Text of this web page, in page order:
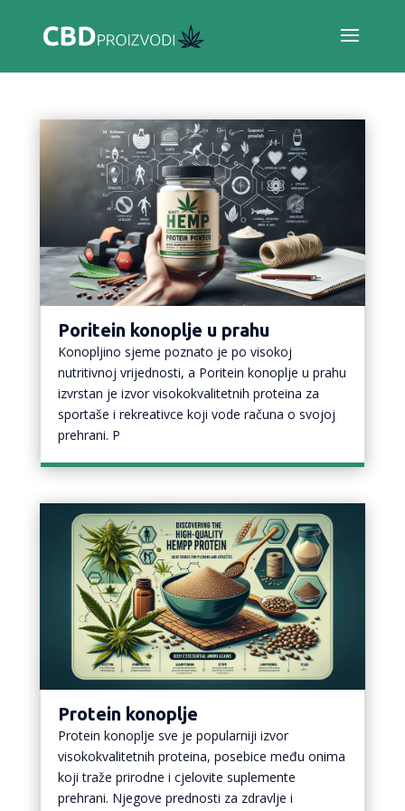
Poritein konoplje u prahu
Konopljino sjeme poznato je po visokoj
nutritivnoj vrijednosti, a Poritein konoplje u prahu
izvrstan je izvor visokokvalitetnih proteina za
sportaše i rekreativce koji vode računa o svojoj
prehrani. P
Protein konoplje
Protein konoplje sve je popularniji izvor
visokokvalitetnih proteina, posebice među onima
koji traže prirodne i cjelovite suplemente
prehrani. Njegove prednosti za zdravlje i